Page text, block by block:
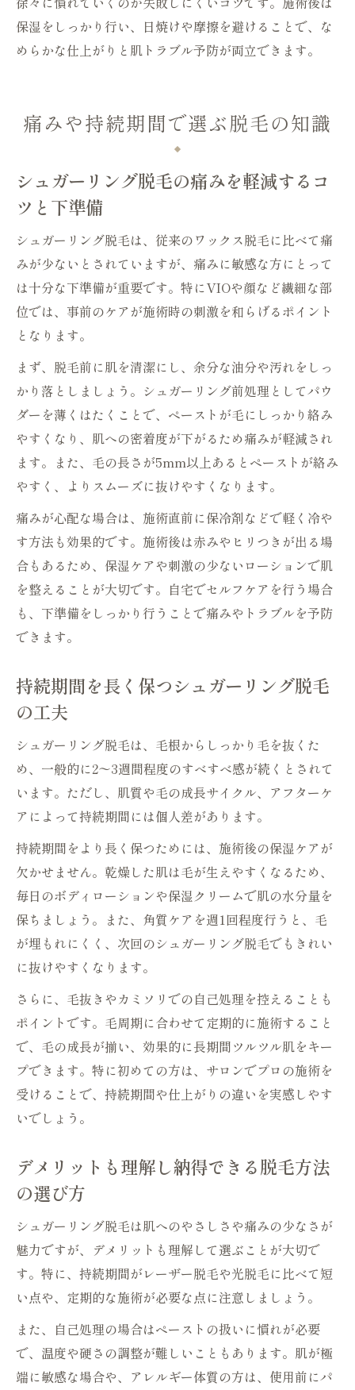
保湿をしっかり行い、日焼けや摩擦を避けることで、な
めらかな仕上がりと肌トラブル予防が両立できます。
痛みや持続期間で選ぶ脱毛の知識
シュガーリング脱毛の痛みを軽減するコ
ツと下準備
シュガーリング脱毛は、従来のワックス脱毛に比べて痛
みが少ないとされていますが、痛みに敏感な方にとって
は十分な下準備が重要です。特にVIOや顔など繊細な部
位では、事前のケアが施術時の刺激を和らげるポイント
となります。
まず、脱毛前に肌を清潔にし、余分な油分や汚れをしっ
かり落としましょう。シュガーリング前処理としてパウ
ダーを薄くはたくことで、ペーストが毛にしっかり絡み
やすくなり、肌への密着度が下がるため痛みが軽減され
ます。また、毛の長さが5mm以上あるとペーストが絡み
やすく、よりスムーズに抜けやすくなります。
痛みが心配な場合は、施術直前に保冷剤などで軽く冷や
す方法も効果的です。施術後は赤みやヒリつきが出る場
合もあるため、保湿ケアや刺激の少ないローションで肌
を整えることが大切です。自宅でセルフケアを行う場合
も、下準備をしっかり行うことで痛みやトラブルを予防
できます。
持続期間を長く保つシュガーリング脱毛
の工夫
シュガーリング脱毛は、毛根からしっかり毛を抜くた
め、一般的に2〜3週間程度のすべすべ感が続くとされて
います。ただし、肌質や毛の成長サイクル、アフターケ
アによって持続期間には個人差があります。
持続期間をより長く保つためには、施術後の保湿ケアが
欠かせません。乾燥した肌は毛が生えやすくなるため、
毎日のボディローションや保湿クリームで肌の水分量を
保ちましょう。また、角質ケアを週1回程度行うと、毛
が埋もれにくく、次回のシュガーリング脱毛でもきれい
に抜けやすくなります。
さらに、毛抜きやカミソリでの自己処理を控えることも
ポイントです。毛周期に合わせて定期的に施術すること
で、毛の成長が揃い、効果的に長期間ツルツル肌をキー
プできます。特に初めての方は、サロンでプロの施術を
受けることで、持続期間や仕上がりの違いを実感しやす
いでしょう。
デメリットも理解し納得できる脱毛方法
の選び方
シュガーリング脱毛は肌へのやさしさや痛みの少なさが
魅力ですが、デメリットも理解して選ぶことが大切で
す。特に、持続期間がレーザー脱毛や光脱毛に比べて短
い点や、定期的な施術が必要な点に注意しましょう。
また、自己処理の場合はペーストの扱いに慣れが必要
で、温度や硬さの調整が難しいこともあります。肌が極
端に敏感な場合や、アレルギー体質の方は、使用前にパ